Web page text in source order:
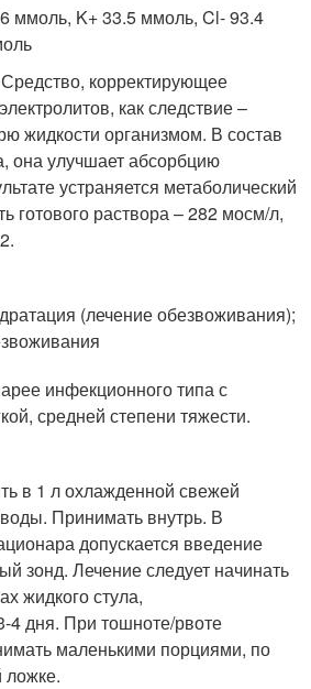
ммоль, K+ 33.5 ммоль, Cl- 93.4
корректирующее
как следствие –
жидкости организмом. В состав
она улучшает абсорбцию
устраняется метаболический
готового раствора – 282 мосм/л,
(лечение обезвоживания);
инфекционного типа с
средней степени тяжести.
в 1 л охлажденной свежей
Принимать внутрь. В
допускается введение
зонд. Лечение следует начинать
жидкого стула,
4 дня. При тошноте/рвоте
маленькими порциями, по
ложке.